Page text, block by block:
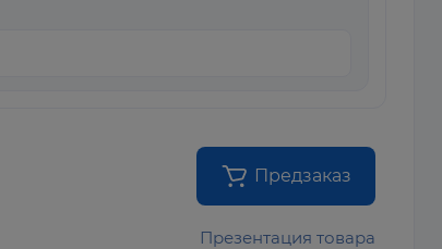
Предзаказ
Презентация товара